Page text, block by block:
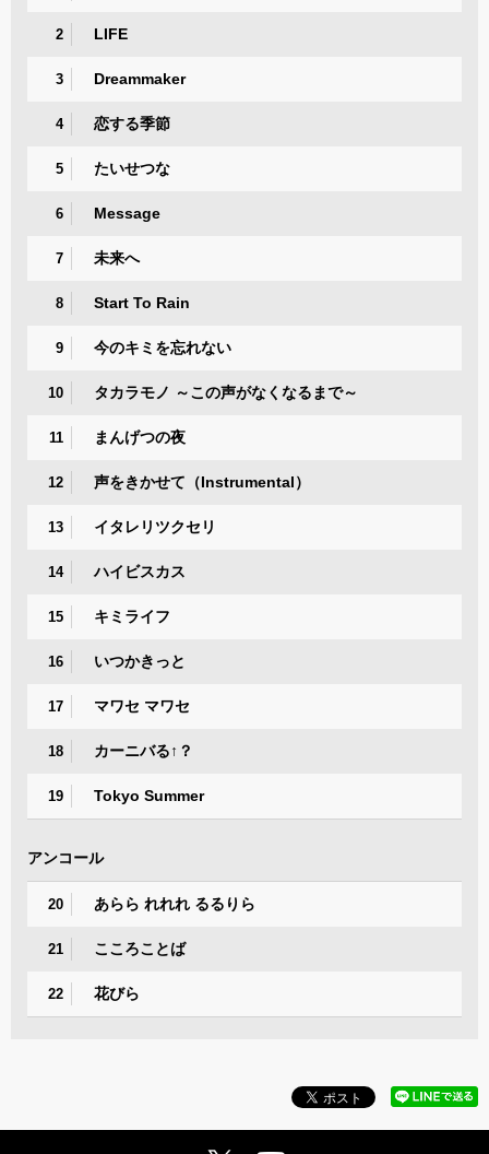
2 LIFE
3 Dreammaker
4 恋する季節
5 たいせつな
6 Message
7 未来へ
8 Start To Rain
9 今のキミを忘れない
10 タカラモノ ～この声がなくなるまで～
11 まんげつの夜
12 声をきかせて（Instrumental）
13 イタレリツクセリ
14 ハイビスカス
15 キミライフ
16 いつかきっと
17 マワセ マワセ
18 カーニバる↑？
19 Tokyo Summer
アンコール
20 あらら れれれ るるりら
21 こころことば
22 花びら